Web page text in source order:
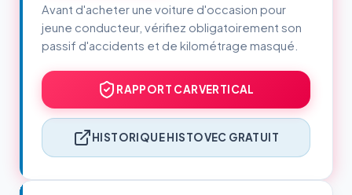
Avant d'acheter une voiture d'occasion pour
jeune conducteur, vérifiez obligatoirement son
passif d'accidents et de kilométrage masqué.
RAPPORT CARVERTICAL
HISTORIQUE HISTOVEC GRATUIT